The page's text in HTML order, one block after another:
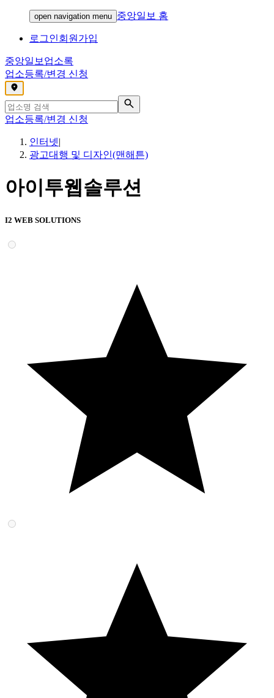
open navigation menu 중앙일보 홈
로그인회원가입
중앙일보 업소록
업소등록/변경 신청
,
업소등록/변경 신청
인터넷|
광고대행 및 디자인(맨해튼)
아이투웹솔루션
I2 WEB SOLUTIONS